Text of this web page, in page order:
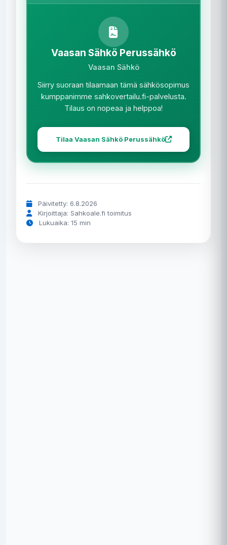
Vaasan Sähkö Perussähkö
Vaasan Sähkö
Siirry suoraan tilaamaan tämä sähkösopimus
kumppanimme sahkovertailu.fi-palvelusta.
Tilaus on nopeaa ja helppoa!
Tilaa Vaasan Sähkö Perussähkö
Päivitetty: 6.8.2026
Kirjoittaja: Sahkoale.fi toimitus
Lukuaika: 15 min